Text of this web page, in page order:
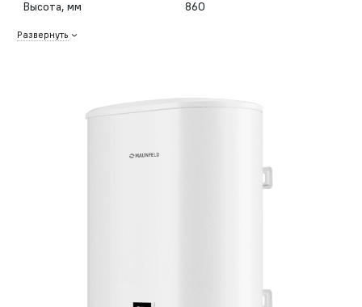
Высота, мм
860
Развернуть